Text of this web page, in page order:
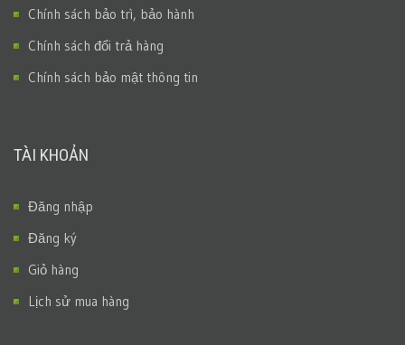
Chính sách bảo trì, bảo hành
Chính sách đổi trả hàng
Chính sách bảo mật thông tin
TÀI KHOẢN
Đăng nhập
Đăng ký
Giỏ hàng
Lịch sử mua hàng